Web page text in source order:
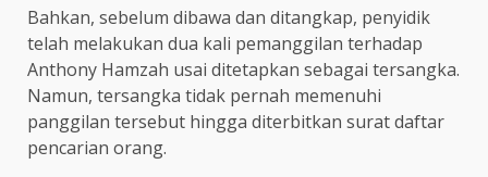
Bahkan, sebelum dibawa dan ditangkap, penyidik
telah melakukan dua kali pemanggilan terhadap
Anthony Hamzah usai ditetapkan sebagai tersangka.
Namun, tersangka tidak pernah memenuhi
panggilan tersebut hingga diterbitkan surat daftar
pencarian orang.